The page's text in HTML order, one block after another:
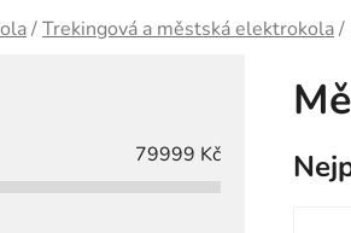
/Trekingová a městská elektrokola/
79999 Kč